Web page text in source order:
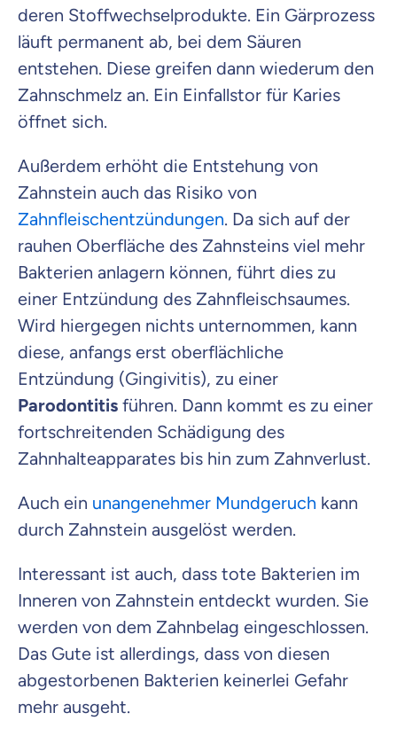
deren Stoffwechselprodukte. Ein Gärprozess
läuft permanent ab, bei dem Säuren
entstehen. Diese greifen dann wiederum den
Zahnschmelz an. Ein Einfallstor für Karies
öffnet sich.
Außerdem erhöht die Entstehung von
Zahnstein auch das Risiko von
Zahnfleischentzündungen. Da sich auf der
rauhen Oberfläche des Zahnsteins viel mehr
Bakterien anlagern können, führt dies zu
einer Entzündung des Zahnfleischsaumes.
Wird hiergegen nichts unternommen, kann
diese, anfangs erst oberflächliche
Entzündung (Gingivitis), zu einer
Parodontitis führen. Dann kommt es zu einer
fortschreitenden Schädigung des
Zahnhalteapparates bis hin zum Zahnverlust.
Auch ein unangenehmer Mundgeruch kann
durch Zahnstein ausgelöst werden.
Interessant ist auch, dass tote Bakterien im
Inneren von Zahnstein entdeckt wurden. Sie
werden von dem Zahnbelag eingeschlossen.
Das Gute ist allerdings, dass von diesen
abgestorbenen Bakterien keinerlei Gefahr
mehr ausgeht.